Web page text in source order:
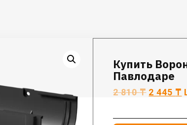
Купить
Павлодаре
2 810₸ 2 445 ₸